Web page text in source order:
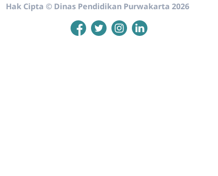
Hak Cipta © Dinas Pendidikan Purwakarta 2026